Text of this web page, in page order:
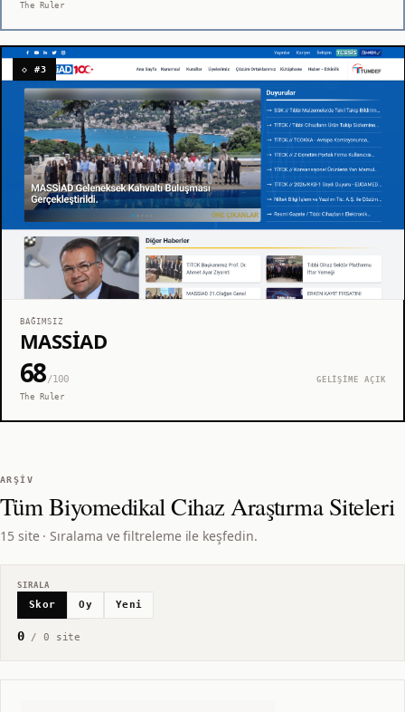
The Ruler
◇ #3
BAĞIMSIZ
MASSİAD
68/100
GELİŞİME AÇIK
The Ruler
ARŞIV
TümBiyomedikal Cihaz AraştırmaSiteleri
15 site · Sıralama ve filtreleme ile keşfedin.
SIRALA
Skor Oy Yeni
0/ 0 site